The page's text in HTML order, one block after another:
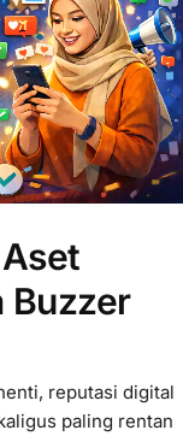
Buzzer
reputasi digital
paling rentan